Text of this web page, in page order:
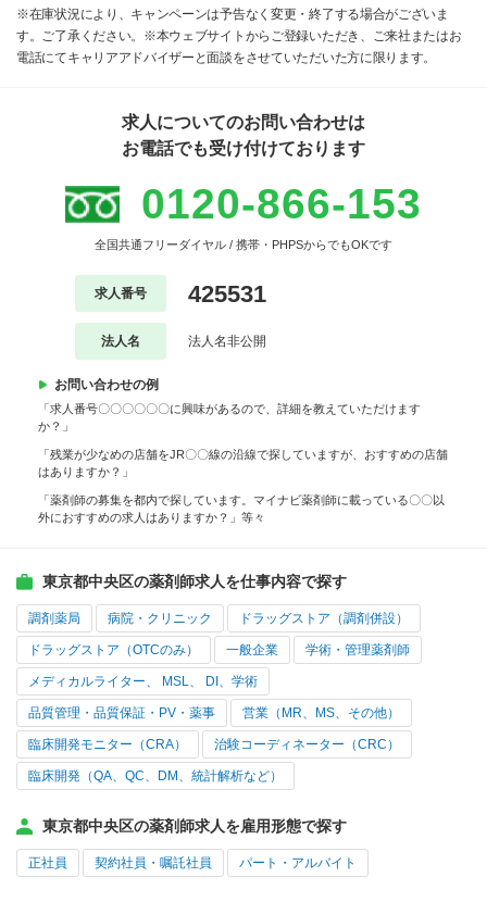
※在庫状況により、キャンペーンは予告なく変更・終了する場合がございま
す。ご了承ください。※本ウェブサイトからご登録いただき、ご来社またはお
電話にてキャリアアドバイザーと面談をさせていただいた方に限ります。
求人についてのお問い合わせは
お電話でも受け付けております
0120-866-153
全国共通フリーダイヤル / 携帯・PHPSからでもOKです
求人番号 425531
法人名 法人名非公開
お問い合わせの例
「求人番号〇〇〇〇〇〇に興味があるので、詳細を教えていただけます
か？」
「残業が少なめの店舗をJR〇〇線の沿線で探していますが、おすすめの店舗
はありますか？」
「薬剤師の募集を都内で探しています。マイナビ薬剤師に載っている〇〇以
外におすすめの求人はありますか？」等々
東京都中央区の薬剤師求人を仕事内容で探す
調剤薬局 病院・クリニック ドラッグストア（調剤併設）
ドラッグストア（OTCのみ） 一般企業 学術・管理薬剤師
メディカルライター、 MSL、 DI、学術
品質管理・品質保証・PV・薬事 営業（MR、MS、その他）
臨床開発モニター（CRA） 治験コーディネーター（CRC）
臨床開発（QA、QC、DM、統計解析など）
東京都中央区の薬剤師求人を雇用形態で探す
正社員 契約社員・嘱託社員 パート・アルバイト